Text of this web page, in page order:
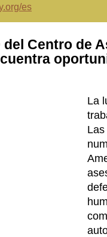
es
del Centro de
La